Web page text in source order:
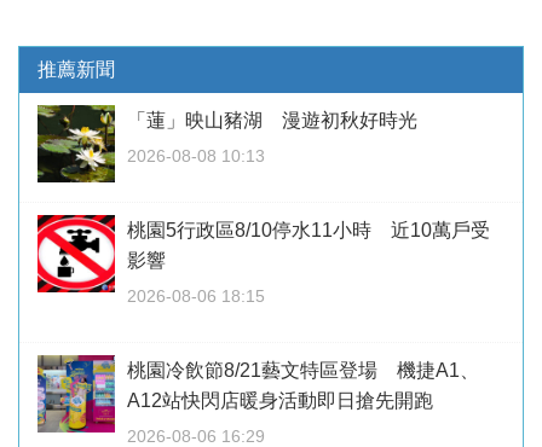
推薦新聞
「蓮」映山豬湖 漫遊初秋好時光
2026-08-08 10:13
桃園5行政區8/10停水11小時 近10萬戶受
影響
2026-08-06 18:15
桃園冷飲節8/21藝文特區登場 機捷A1、
A12站快閃店暖身活動即日搶先開跑
2026-08-06 16:29